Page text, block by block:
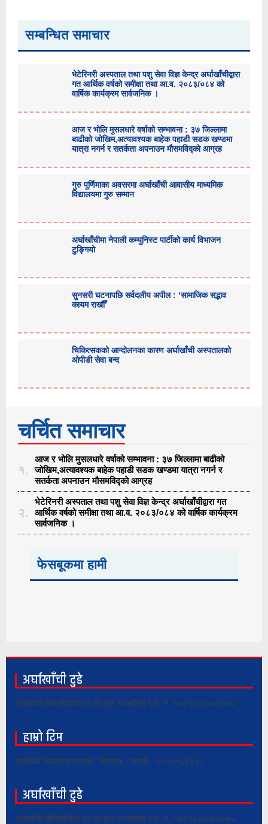
सम्बन्धित समाचार
भेटेरिनरी अस्पताल तथा पशु सेवा विज्ञ केन्द्र अर्घाखाँचीद्वारा
गत आर्थिक वर्षको समीक्षा तथा आ.व. २०८३/०८४ को
वार्षिक कार्यक्रम सार्वजनिक ।
आज र भोलि मुसलधारे वर्षाको सम्भावना : ३७ जिल्लामा
बाढीको जोखिम,अत्यावश्यक बाहेक पहाडी सडक खण्डमा
यात्रा नगर्न र सतर्कता अपनाउन मौसमविद्काे आग्रह
गुरु पूर्णिमाका अवसरमा अर्घाखाँची आवासीय माध्यमिक
विद्यालयमा गुरु सम्मान
अर्घाखाँचीमा नेपाली कम्युनिस्ट पार्टीको कार्य विभाजन
टुङ्गियो
सुनसरी घटनापछि सर्वदलीय अपील : ‘सामाजिक सद्भाव
कायम राखौँ’
चिकित्सकको आन्दोलनका कारण अर्घाखाँची अस्पतालको
ओपीडी सेवा बन्द
चर्चित समाचार
१.
आज र भोलि मुसलधारे वर्षाको सम्भावना : ३७ जिल्लामा बाढीको
जोखिम,अत्यावश्यक बाहेक पहाडी सडक खण्डमा यात्रा नगर्न र
सतर्कता अपनाउन मौसमविद्काे आग्रह
२.
भेटेरिनरी अस्पताल तथा पशु सेवा विज्ञ केन्द्र अर्घाखाँचीद्वारा गत
आर्थिक वर्षको समीक्षा तथा आ.व. २०८३/०८४ को वार्षिक कार्यक्रम
सार्वजनिक ।
फेसबूकमा हामी
अर्घाखाँची टुडे
अर्घाखाँची मल्टिमिडिया प्रा.लि द्वारा सञ्चालित दर्ता नं. १७२१६८/०७४/०७५
हाम्रो टिम
कार्यकारी अध्यक्ष/सञ्चालक : सम्पादक : सम्पर्क : ९८५७०६६३५८
अर्घाखाँची टुडे
अर्घाखाँची मल्टिमिडिया प्रा.लि द्वारा सञ्चालित दर्ता नं. १७२१६८/०७४/०७५